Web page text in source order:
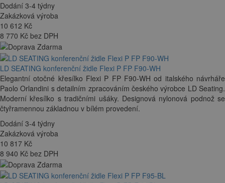
Dodání 3-4 týdny
Zakázková výroba
10 612 Kč
8 770 Kč bez DPH
LD SEATING konferenční židle Flexi P FP F90-WH
Elegantní otočné křesílko Flexi P FP F90-WH od italského návrháře
Paolo Orlandini s detailním zpracováním českého výrobce LD Seating.
Moderní křesílko s tradičními ušáky. Designová nylonová podnož se
čtyřramennou základnou v bílém provedení.
Dodání 3-4 týdny
Zakázková výroba
10 817 Kč
8 940 Kč bez DPH